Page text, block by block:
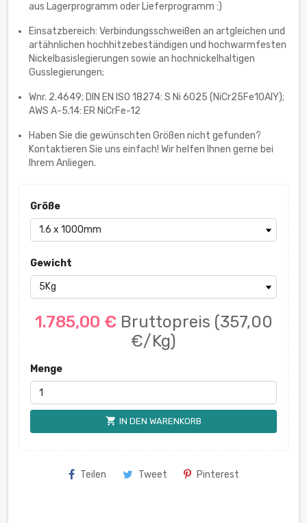
aus Lagerprogramm oder Lieferprogramm :)
Einsatzbereich: Verbindungsschweißen an artgleichen und
artähnlichen hochhitzebeständigen und hochwarmfesten
Nickelbasislegierungen sowie an hochnickelhaltigen
Gusslegierungen;
Wnr. 2.4649; DIN EN ISO 18274: S Ni 6025 (NiCr25Fe10AlY);
AWS A-5.14: ER NiCrFe-12
Haben Sie die gewünschten Größen nicht gefunden?
Kontaktieren Sie uns einfach! Wir helfen Ihnen gerne bei
Ihrem Anliegen.
Größe
Gewicht
1.785,00 € Bruttopreis (357,00
€/Kg)
Menge
shopping_cart IN DEN WARENKORB
Teilen Tweet Pinterest